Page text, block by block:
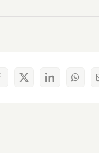
X LinkedIn